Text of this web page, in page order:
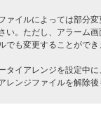
ァイルによっては部分
い。ただし、アラーム
でも変更することができ
タイアレンジを設定中
レンジファイルを解除